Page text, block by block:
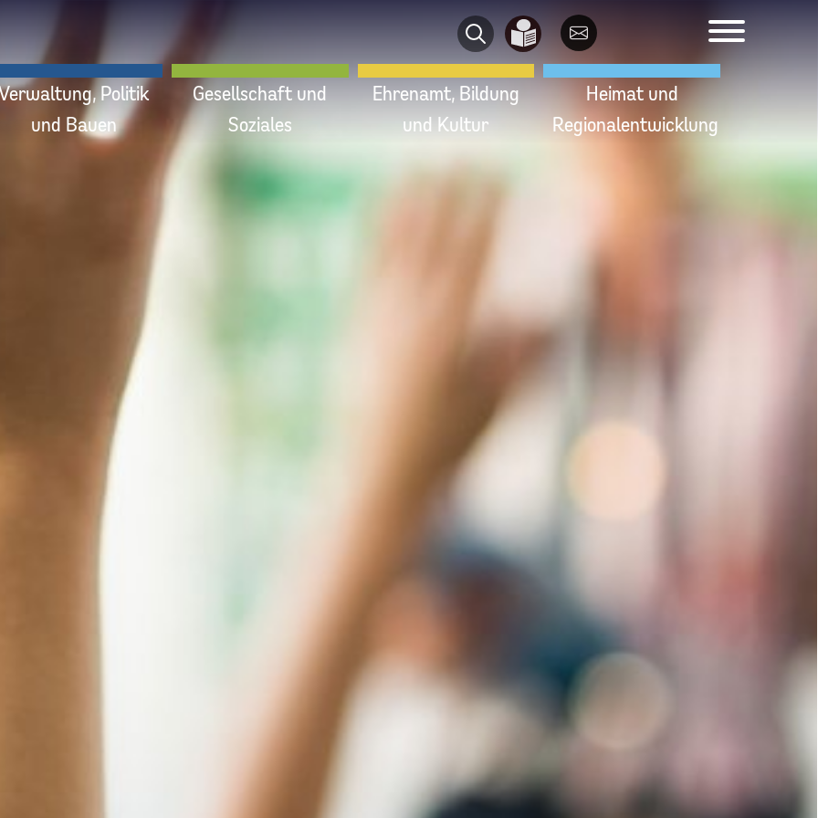
Politik
und Bauen
Gesellschaft und
Soziales
Ehrenamt, Bildung
und Kultur
Heimat und
Regionalentwicklung